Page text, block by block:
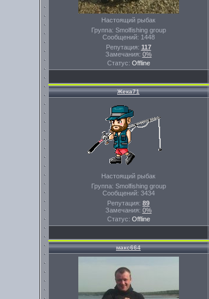
Настоящий рыбак
Группа: Smolfishing group
Сообщений: 1448
Репутация: 117
Замечания: 0%
Статус: Offline
Жека71
Настоящий рыбак
Группа: Smolfishing group
Сообщений: 3434
Репутация: 89
Замечания: 0%
Статус: Offline
макс664